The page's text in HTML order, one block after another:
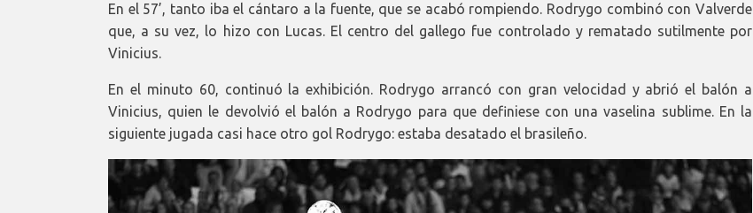
En el 57’, tanto iba el cántaro a la fuente, que se acabó rompiendo. Rodrygo combinó con Valverde
que, a su vez, lo hizo con Lucas. El centro del gallego fue controlado y rematado sutilmente por
Vinicius.
En el minuto 60, continuó la exhibición. Rodrygo arrancó con gran velocidad y abrió el balón a
Vinicius, quien le devolvió el balón a Rodrygo para que definiese con una vaselina sublime. En la
siguiente jugada casi hace otro gol Rodrygo: estaba desatado el brasileño.